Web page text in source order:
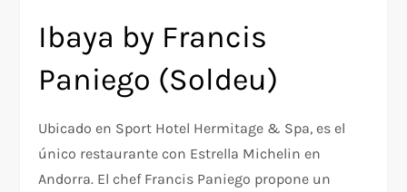
Ibaya by Francis
Paniego (Soldeu)
Ubicado en Sport Hotel Hermitage & Spa, es el
único restaurante con Estrella Michelin en
Andorra. El chef Francis Paniego propone un